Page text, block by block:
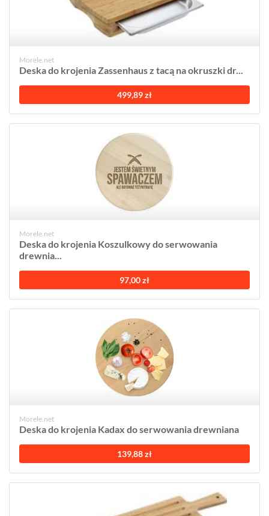
Morele.net
Deska do krojenia Zassenhaus z tacą na okruszki dr...
499,89 zł
Morele.net
Deska do krojenia Koszulkowy do serwowania
drewnia...
97,00 zł
Morele.net
Deska do krojenia Kadax do serwowania drewniana
139,88 zł